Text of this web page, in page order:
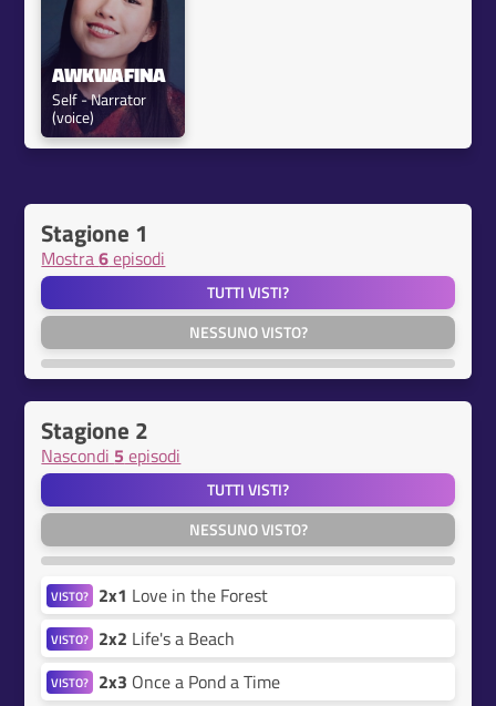
AWKWAFINA
Self - Narrator
(voice)
Stagione 1
Mostra6episodi
TUTTI VISTI?
NESSUNO VISTO?
Stagione 2
Nascondi 5 episodi
TUTTI VISTI?
NESSUNO VISTO?
VISTO? 2x1 Love in the Forest
VISTO? 2x2 Life's a Beach
VISTO? 2x3 Once a Pond a Time